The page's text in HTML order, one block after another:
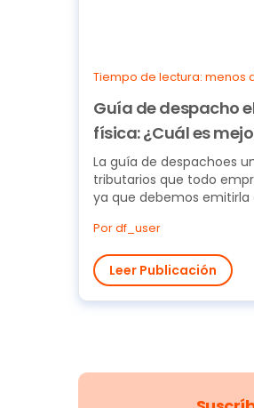
Tiempo de lectura: menos
Guía de despacho
física: ¿Cuál es
La guía de despachoes
tributarios que todo
ya que debemos emitirla
Por df_user
Leer Publicación